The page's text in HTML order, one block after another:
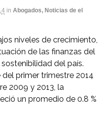
in Abogados, Noticias de el
niveles de crecimiento,
de las finanzas del
sostenibilidad del país.
del primer trimestre 2014
2009 y 2013, la
un promedio de 0.8 %